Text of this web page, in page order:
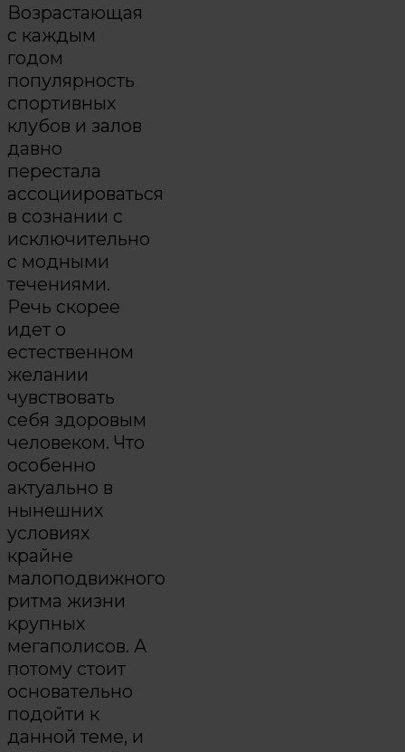
Возрастающая
с каждым
годом
популярность
спортивных
клубов и залов
давно
перестала
ассоциироваться
в сознании с
исключительно
с модными
течениями.
Речь скорее
идет о
естественном
желании
чувствовать
себя здоровым
человеком. Что
особенно
актуально в
нынешних
условиях
крайне
малоподвижного
ритма жизни
крупных
мегаполисов. А
потому стоит
основательно
подойти к
данной теме, и